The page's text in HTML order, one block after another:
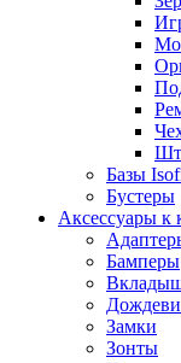
Базы
Бустеры
Аксессуары к
Бамперы
Замки
Зонты